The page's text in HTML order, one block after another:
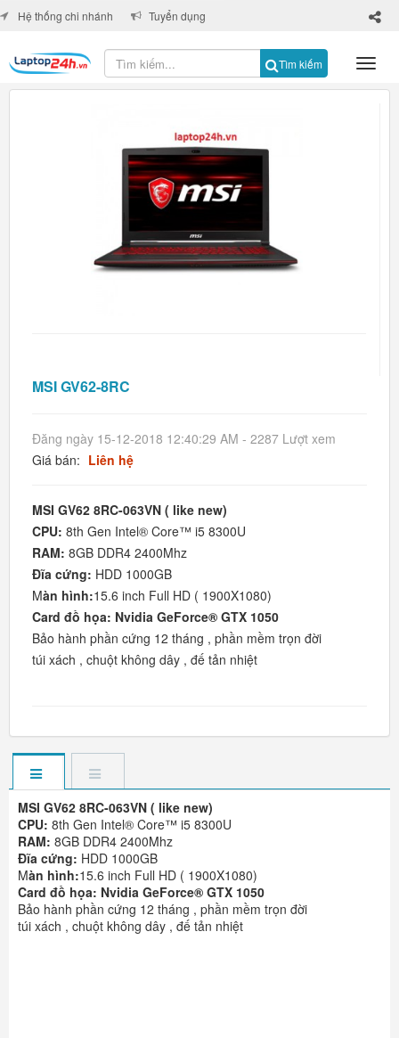
Tìm kiếm
×
Hệ thống chi nhánh Tuyển dụng
MSI GV62-8RC
Đăng ngày 15-12-2018 12:40:29 AM - 2287 Lượt xem
Giá bán: Liên hệ
MSI GV62 8RC-063VN ( like new)
CPU: 8th Gen Intel® Core™ i5 8300U
RAM: 8GB DDR4 2400Mhz
Đĩa cứng: HDD 1000GB
Màn hình:15.6 inch Full HD ( 1900X1080)
Card đồ họa: Nvidia GeForce® GTX 1050
Bảo hành phần cứng 12 tháng , phần mềm trọn đời
túi xách , chuột không dây , đế tản nhiệt
MSI GV62 8RC-063VN ( like new)
CPU: 8th Gen Intel® Core™ i5 8300U
RAM: 8GB DDR4 2400Mhz
Đĩa cứng: HDD 1000GB
Màn hình:15.6 inch Full HD ( 1900X1080)
Card đồ họa: Nvidia GeForce® GTX 1050
Bảo hành phần cứng 12 tháng , phần mềm trọn đời
túi xách , chuột không dây , đế tản nhiệt